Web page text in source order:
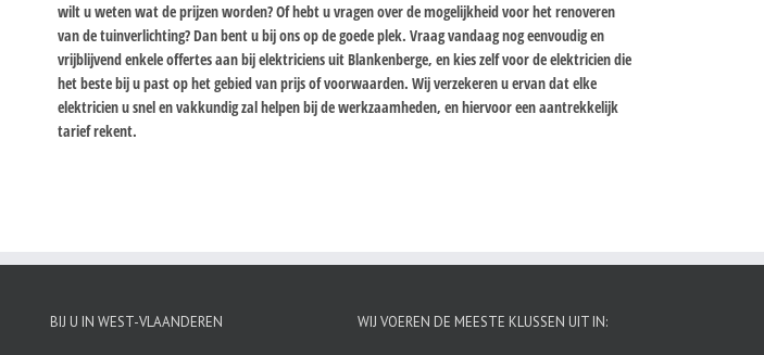
wilt u weten wat de prijzen worden? Of hebt u vragen over de mogelijkheid voor het renoveren
van de tuinverlichting? Dan bent u bij ons op de goede plek. Vraag vandaag nog eenvoudig en
vrijblijvend enkele offertes aan bij elektriciens uit Blankenberge, en kies zelf voor de elektricien die
het beste bij u past op het gebied van prijs of voorwaarden. Wij verzekeren u ervan dat elke
elektricien u snel en vakkundig zal helpen bij de werkzaamheden, en hiervoor een aantrekkelijk
tarief rekent.
BIJ U IN WEST-VLAANDEREN WIJ VOEREN DE MEESTE KLUSSEN UIT IN: